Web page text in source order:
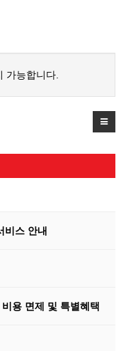
가능합니다.
비스 안내
용 면제 및 특별혜택